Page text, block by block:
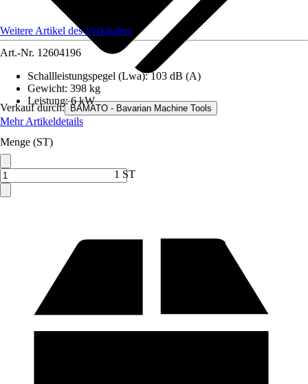
Verkauf durch: BAMATO - Bavarian Machine Tools
Weitere Artikel des Verkäufers
Art.-Nr. 12604196
Schallleistungspegel (Lwa):103 dB (A)
Gewicht: 398 kg
Leistung:6 kW
Mehr Artikeldetails
Menge (ST)
1 ST